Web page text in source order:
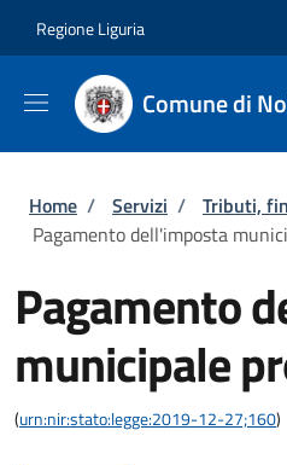
Regione Liguria
Comune di
Briciole di pane
Home / Servizi / Tributi,
Pagamento dell'imposta
Pagamento
municipale
(urn:nir:stato:legge:2019-12-27;160)